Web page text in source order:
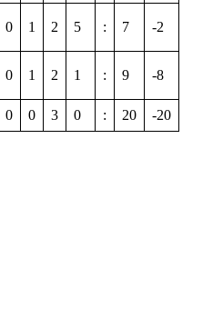
0 1 2 5 : 7 -2
0 1 2 1 : 9 -8
0 0 3 0 : 20 -20